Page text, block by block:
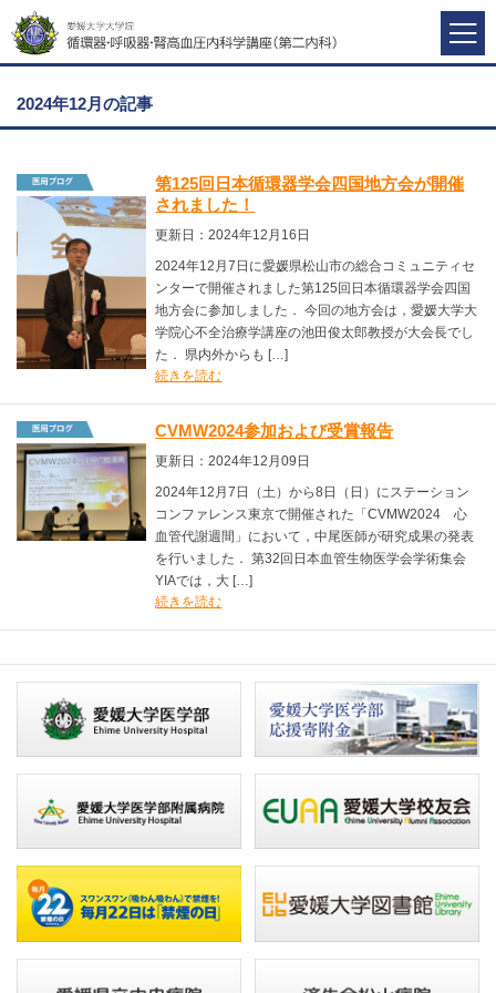
2024年12月の記事
第125回日本循環器学会四国地方会が開催
されました！
更新日：2024年12月16日
2024年12月7日に愛媛県松山市の総合コミュニティセ
ンターで開催されました第125回日本循環器学会四国
地方会に参加しました． 今回の地方会は，愛媛大学大
学院心不全治療学講座の池田俊太郎教授が大会長でし
た． 県内外からも […]
続きを読む
CVMW2024参加および受賞報告
更新日：2024年12月09日
2024年12月7日（土）から8日（日）にステーション
コンファレンス東京で開催された「CVMW2024 心
血管代謝週間」において，中尾医師が研究成果の発表
を行いました． 第32回日本血管生物医学会学術集会
YIAでは，大 […]
続きを読む